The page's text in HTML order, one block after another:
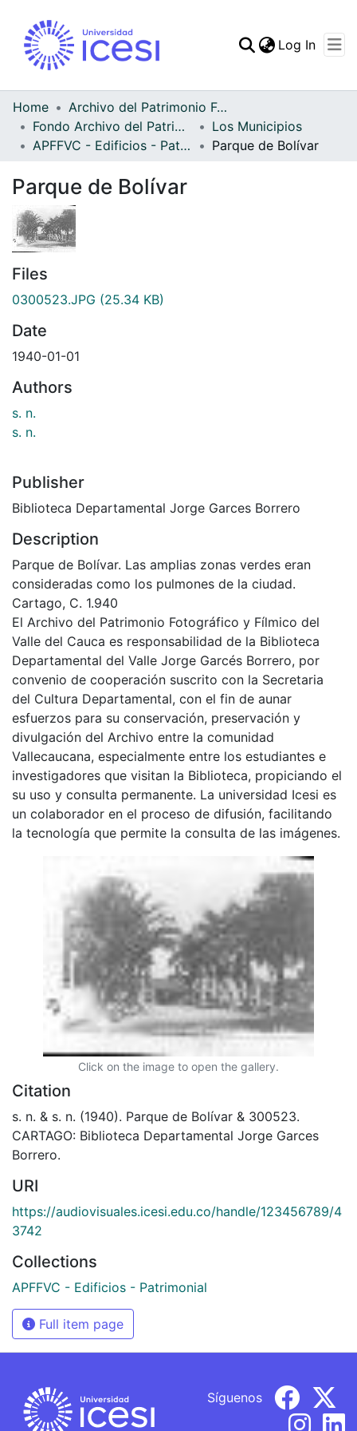
Statistics
Log In
Home
Archivo del Patrimonio Fotográfico y Fílmico del Valle del Cauca
Fondo Archivo del Patrimonio Fotográfico y Fílmico del Valle del Cauca
Los Municipios
APFFVC - Edificios - Patrimonial
Parque de Bolívar
Parque de Bolívar
Files
0300523.JPG (25.34 KB)
Date
1940-01-01
Authors
s. n.
s. n.
Publisher
Biblioteca Departamental Jorge Garces Borrero
Description
Parque de Bolívar. Las amplias zonas verdes eran
consideradas como los pulmones de la ciudad.
Cartago, C. 1.940
El Archivo del Patrimonio Fotográfico y Fílmico del
Valle del Cauca es responsabilidad de la Biblioteca
Departamental del Valle Jorge Garcés Borrero, por
convenio de cooperación suscrito con la Secretaria
del Cultura Departamental, con el fin de aunar
esfuerzos para su conservación, preservación y
divulgación del Archivo entre la comunidad
Vallecaucana, especialmente entre los estudiantes e
investigadores que visitan la Biblioteca, propiciando el
su uso y consulta permanente. La universidad Icesi es
un colaborador en el proceso de difusión, facilitando
la tecnología que permite la consulta de las imágenes.
Click on the image to open the gallery.
Citation
s. n. & s. n. (1940). Parque de Bolívar & 300523.
CARTAGO: Biblioteca Departamental Jorge Garces
Borrero.
URI
https://audiovisuales.icesi.edu.co/handle/123456789/4
3742
Collections
APFFVC - Edificios - Patrimonial
Full item page
Síguenos